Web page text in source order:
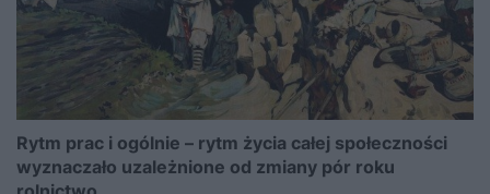
Rytm prac i ogólnie – rytm życia całej społeczności
wyznaczało uzależnione od zmiany pór roku